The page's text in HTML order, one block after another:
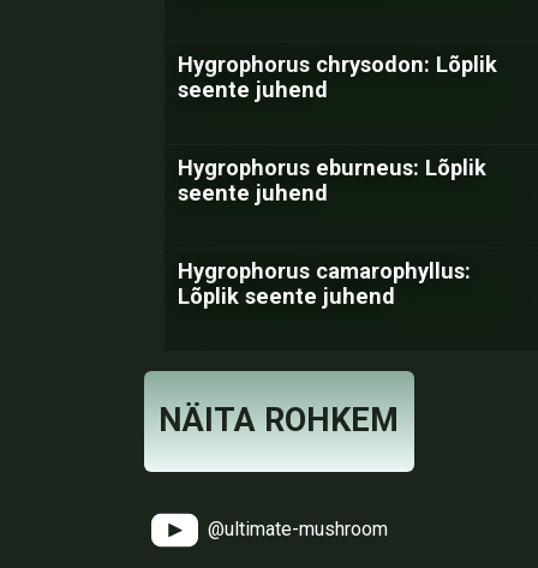
Hygrophorus chrysodon: Lõplik
seente juhend
Hygrophorus eburneus: Lõplik
seente juhend
Hygrophorus camarophyllus:
Lõplik seente juhend
NÄITA ROHKEM
@ultimate-mushroom